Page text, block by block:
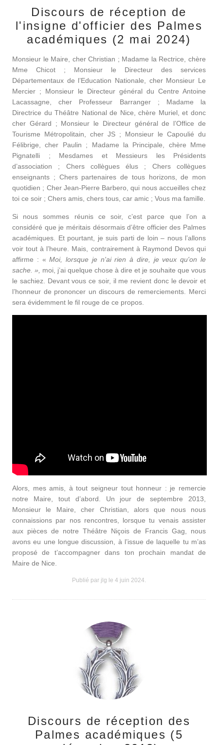
Discours de réception de
l'insigne d'officier des Palmes
académiques (2 mai 2024)
Monsieur le Maire, cher Christian ; Madame la Rectrice, chère
Mme Chicot ; Monsieur le Directeur des services
Départementaux de l’Education Nationale, cher Monsieur Le
Mercier ; Monsieur le Directeur général du Centre Antoine
Lacassagne, cher Professeur Barranger ; Madame la
Directrice du Théâtre National de Nice, chère Muriel, et donc
cher Gérard ; Monsieur le Directeur général de l’Office de
Tourisme Métropolitain, cher JS ; Monsieur le Capoulié du
Félibrige, cher Paulin ; Madame la Principale, chère Mme
Pignatelli ; Mesdames et Messieurs les Présidents
d’association ; Chers collègues élus ; Chers collègues
enseignants ; Chers partenaires de tous horizons, de mon
quotidien ; Cher Jean-Pierre Barbero, qui nous accueilles chez
toi ce soir ; Chers amis, chers tous, car amic ; Vous ma famille.
Si nous sommes réunis ce soir, c’est parce que l’on a
considéré que je méritais désormais d’être officier des Palmes
académiques. Et pourtant, je suis parti de loin – nous l’allons
voir tout à l’heure. Mais, contrairement à Raymond Devos qui
affirme : «Moi, lorsque je n'ai rien à dire, je veux qu'on le
sache. »,
moi, j’ai quelque chose à dire et je souhaite que vous
le sachiez. Devant vous ce soir, il me revient donc le devoir et
l’honneur de prononcer un discours de remerciements. Merci
sera évidemment le fil rouge de ce propos.
Alors, mes amis, à tout seigneur tout honneur : je remercie
notre Maire, tout d’abord. Un jour de septembre 2013,
Monsieur le Maire, cher Christian, alors que nous nous
connaissions par nos rencontres, lorsque tu venais assister
aux pièces de notre Théâtre Niçois de Francis Gag, nous
avons eu une longue discussion, à l’issue de laquelle tu m’as
proposé de t’accompagner dans ton prochain mandat de
Maire de Nice.
Publié par jlg le 4 juin 2024.
Discours de réception des
Palmes académiques (5